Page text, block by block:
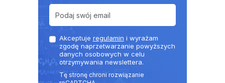
Akceptuje regulamin i wyrażam
zgodę naprzetwarzanie powyższych
danych osobowych w celu
otrzymywania newslettera.